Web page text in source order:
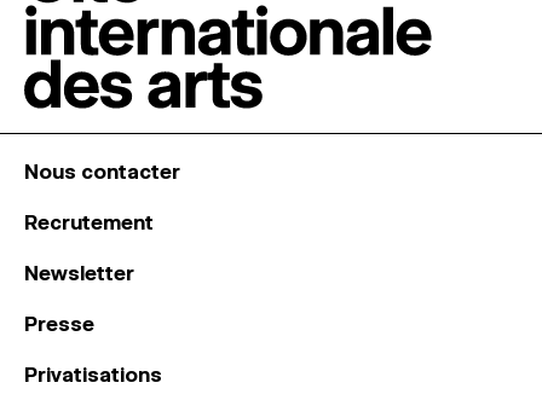
Nous contacter
Recrutement
Newsletter
Presse
Privatisations